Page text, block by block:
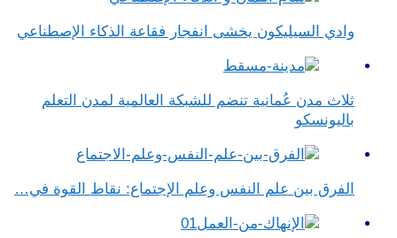
وادي السيليكون يخشى انفجار فقاعة الذكاء الإصطناعي
ثلاث مدن عُمانية تنضم للشبكة العالمية لمدن التعلم
باليونسكو
الفرق بين علم النفس وعلم الإجتماع​: نقاط القوة في…